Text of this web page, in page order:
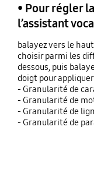
• Pour régler
l’assistant
balayez vers le
choisir parmi les
dessous, puis
doigt pour
- Granularité de
- Granularité de
- Granularité de
- Granularité de